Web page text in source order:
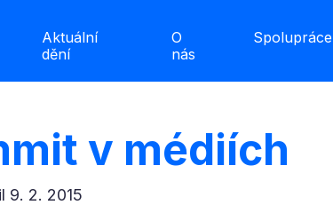
Aktuální
dění
O
nás
Spolupráce
v médiích
9. 2. 2015